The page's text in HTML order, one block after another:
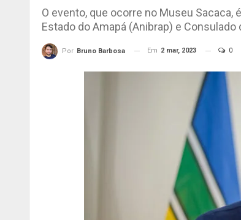
O evento, que ocorre no Museu Sacaca,
Estado do Amapá (Anibrap) e Consulado
Por Bruno Barbosa Em 2 mar, 2023 0